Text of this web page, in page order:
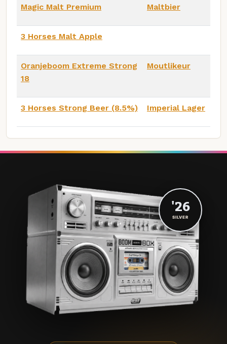
Magic Malt Premium Maltbier
3 Horses Malt Apple
Oranjeboom Extreme Strong
18
Moutlikeur
3 Horses Strong Beer (8.5%) Imperial Lager
'26
SILVER